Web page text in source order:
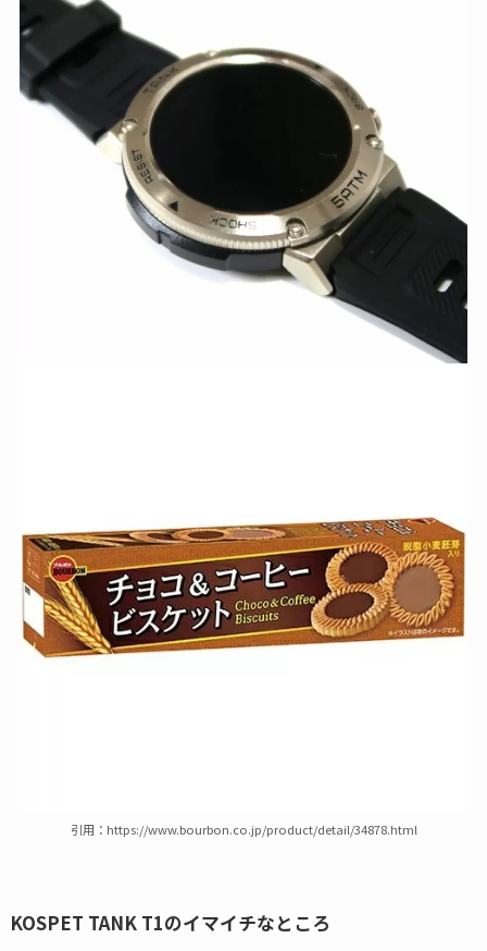
引用：https://www.bourbon.co.jp/product/detail/34878.html
KOSPET TANK T1のイマイチなところ